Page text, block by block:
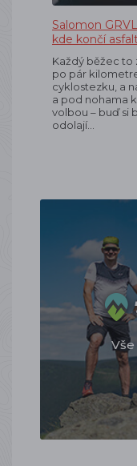
Salomon
kde končí
Každý běžec to
po pár
cyklostezku, a
a pod nohama
volbou – buď si
odolají…